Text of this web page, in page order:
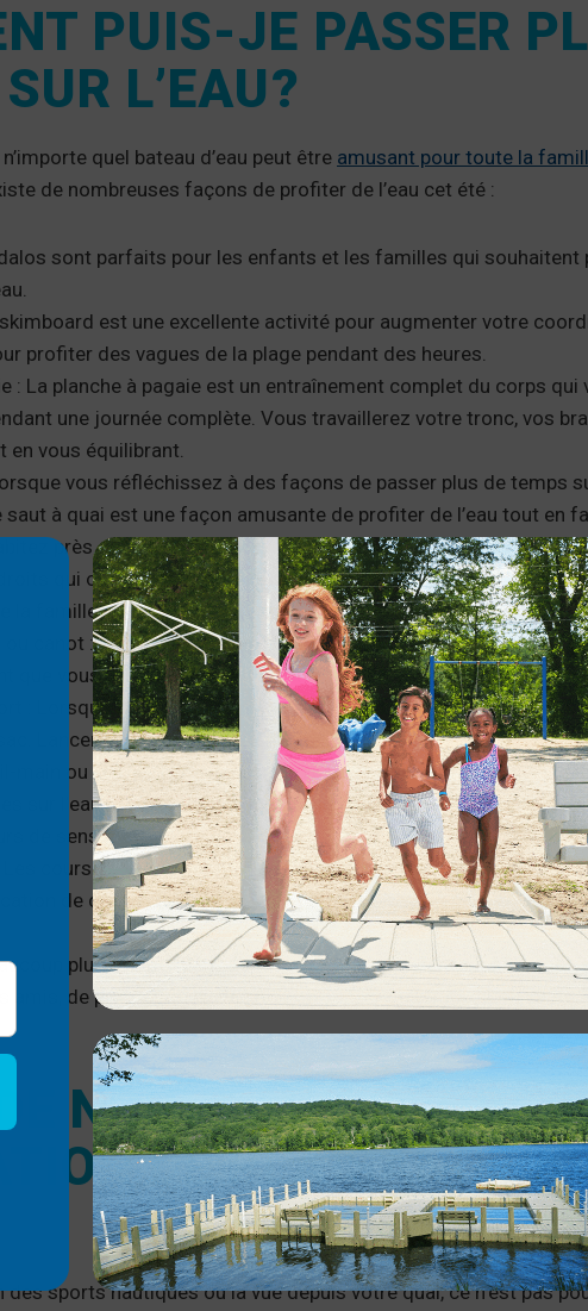
PUIS-JE PASSER
L’EAU?
quel bateau d’eau peut être amusant pour toute la
de nombreuses façons de profiter de l’eau cet été :
sont parfaits pour les enfants et les familles qui souhaitent
est une excellente activité pour augmenter votre
profiter des vagues de la plage pendant des heures.
: La planche à pagaie est un entraînement complet du corps
une journée complète. Vous travaillerez votre tronc, vos
en vous équilibrant.
vous réfléchissez à des façons de passer plus de temps
saut à quai est une façon amusante de profiter de l’eau tout en
près de l’océan ou si vous prévoyez des vacances à la
qui offrent des cours de surf et des camps pour enfants.
la famille.
ou canot : Ces embarcations offrent aux enfants l’occasion
que vous vous asseyez et profitez de la vue.
: Lorsque vous faites vos valises pour la plage, ajoutez un
Lancer une balle d’avant en arrière dans l’eau peut être un
ou simplement de passer plus de temps avec ses proches
sur l’eau : Le wakeboard, la glissade sur tube et le ski
de sensations fortes.
Les cours de voile sont toujours très amusants, quel que soit
de croisière est l’occasion idéale de se détendre et de
plus à aimer dans la pêche que la pêche. Ce passe-
amis, de profiter du plein air ou de passer du temps sur un
NOUVEAUX
DE PLAISANCE
sports nautiques ou la vue depuis votre quai, ce n’est pas